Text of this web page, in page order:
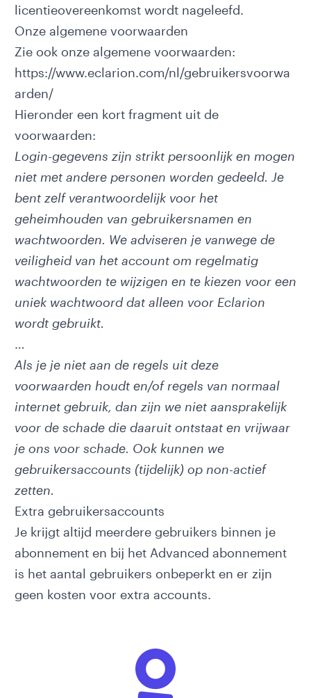
licentieovereenkomst wordt nageleefd.
Onze algemene voorwaarden
Zie ook onze algemene voorwaarden:
https://www.eclarion.com/nl/gebruikersvoorwa
arden/
Hieronder een kort fragment uit de
voorwaarden:
Login-gegevens zijn strikt persoonlijk en mogen
niet met andere personen worden gedeeld. Je
bent zelf verantwoordelijk voor het
geheimhouden van gebruikersnamen en
wachtwoorden. We adviseren je vanwege de
veiligheid van het account om regelmatig
wachtwoorden te wijzigen en te kiezen voor een
uniek wachtwoord dat alleen voor Eclarion
wordt gebruikt.
…
Als je je niet aan de regels uit deze
voorwaarden houdt en/of regels van normaal
internet gebruik, dan zijn we niet aansprakelijk
voor de schade die daaruit ontstaat en vrijwaar
je ons voor schade. Ook kunnen we
gebruikersaccounts (tijdelijk) op non-actief
zetten.
Extra gebruikersaccounts
Je krijgt altijd meerdere gebruikers binnen je
abonnement en bij het Advanced abonnement
is het aantal gebruikers onbeperkt en er zijn
geen kosten voor extra accounts.